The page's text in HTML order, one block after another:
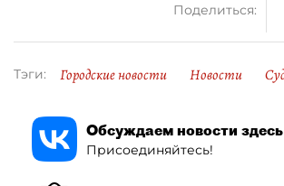
Поделиться:
Тэги: Городские новости Новости
Обсуждаем новости здесь
Присоединяйтесь!